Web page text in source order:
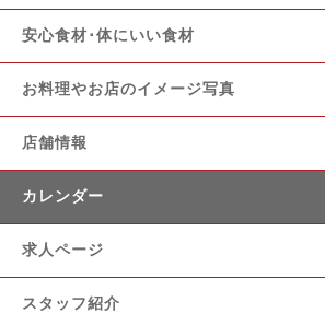
安心食材･体にいい食材
お料理やお店のイメージ写真
店舗情報
カレンダー
求人ページ
スタッフ紹介